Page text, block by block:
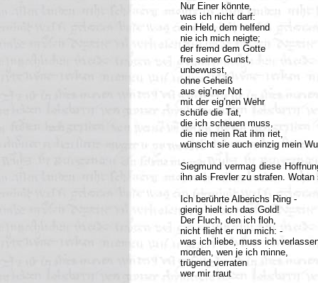
Nur Einer könnte,
was ich nicht darf:
ein Held, dem helfend
nie ich mich neigte;
der fremd dem Gotte
frei seiner Gunst,
unbewusst,
ohne Geheiß
aus eig’ner Not
mit der eig’nen Wehr
schüfe die Tat,
die ich scheuen muss,
die nie mein Rat ihm riet,
wünscht sie auch einzig mein
Siegmund vermag diese
ihn als Frevler zu strafen.
Ich berührte Alberichs Ring -
gierig hielt ich das Gold!
Der Fluch, den ich floh,
nicht flieht er nun mich: -
was ich liebe, muss ich
morden, wen je ich minne,
trügend verraten
wer mir traut